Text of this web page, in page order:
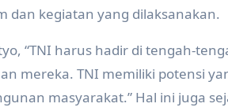
dan kegiatan yang dilaksanakan.
“TNI harus hadir di tengah-
mereka. TNI memiliki potensi
masyarakat.” Hal ini juga